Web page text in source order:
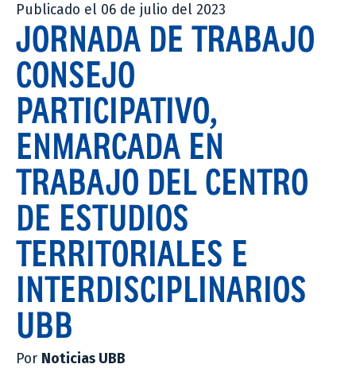
Publicado el 06 de julio del 2023
JORNADA DE TRABAJO
CONSEJO
PARTICIPATIVO,
ENMARCADA EN
TRABAJO DEL CENTRO
DE ESTUDIOS
TERRITORIALES E
INTERDISCIPLINARIOS
UBB
Por Noticias UBB